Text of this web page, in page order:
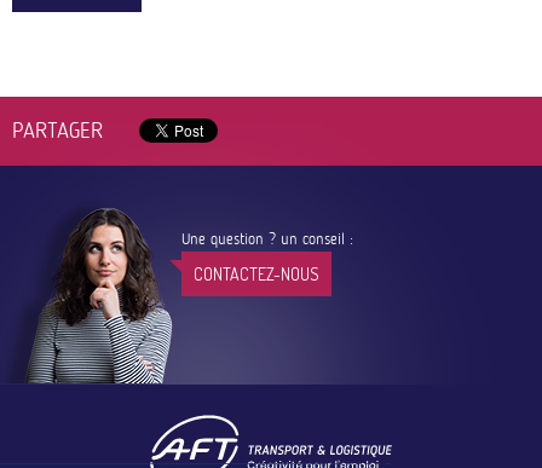
PARTAGER
Une question ? un conseil :
CONTACTEZ-NOUS